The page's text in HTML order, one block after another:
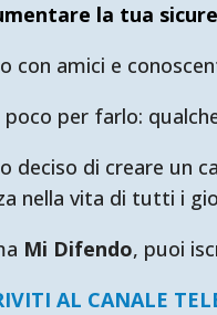
la tua
con amici e
poco per farlo:
deciso di creare un
nella vita di tutti i
Mi Difendo, puoi
AL CANALE